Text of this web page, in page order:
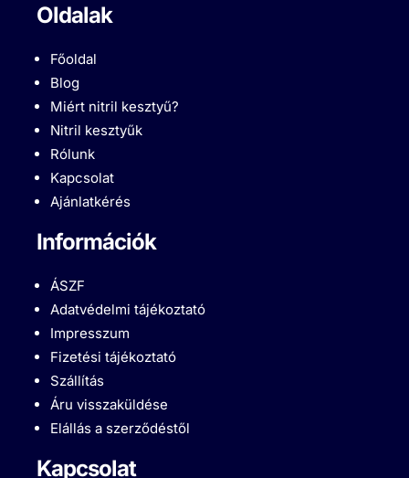
Oldalak
Főoldal
Blog
Miért nitril kesztyű?
Nitril kesztyűk
Rólunk
Kapcsolat
Ajánlatkérés
Információk
ÁSZF
Adatvédelmi tájékoztató
Impresszum
Fizetési tájékoztató
Szállítás
Áru visszaküldése
Elállás a szerződéstől
Kapcsolat